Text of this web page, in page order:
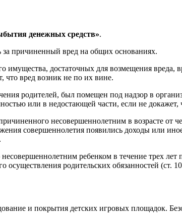
денежных средств».
за причиненный вред на общих основаниях.
имущества, достаточных для возмещения вреда,
что вред возник не по их вине.
родителей, был помещен под надзор в
или в недостающей части, если не докажет,
несовершеннолетним в возрасте от
совершеннолетия появились доходы или
ребенком в течение трех лет
осуществления родительских обязанностей (ст.
и покрытия детских игровых площадок.